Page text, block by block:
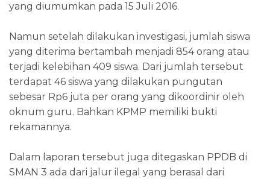
yang diumumkan pada 15 Juli 2016.
Namun setelah dilakukan investigasi, jumlah siswa
yang diterima bertambah menjadi 854 orang atau
terjadi kelebihan 409 siswa. Dari jumlah tersebut
terdapat 46 siswa yang dilakukan pungutan
sebesar Rp6 juta per orang yang dikoordinir oleh
oknum guru. Bahkan KPMP memiliki bukti
rekamannya.
Dalam laporan tersebut juga ditegaskan PPDB di
SMAN 3 ada dari jalur ilegal yang berasal dari